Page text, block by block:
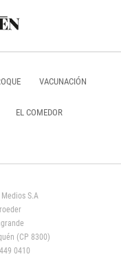
VACUNACIÓN
EL COMEDOR
S.A
(CP 8300)
0410